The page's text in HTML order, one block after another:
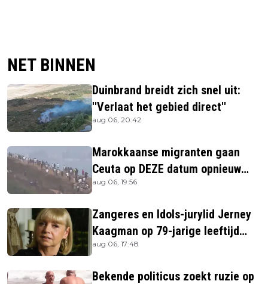
NET BINNEN
Duinbrand breidt zich snel uit:
''Verlaat het gebied direct''
aug 06, 20:42
Marokkaanse migranten gaan
Ceuta op DEZE datum opnieuw
bestormen
aug 06, 19:56
Zangeres en Idols-jurylid Jerney
Kaagman op 79-jarige leeftijd
overleden
aug 06, 17:48
Bekende politicus zoekt ruzie op